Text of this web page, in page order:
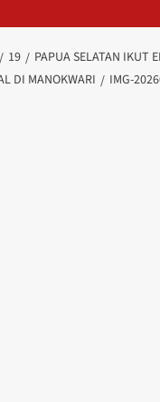
19
PAPUA SELATAN IKUT
DI MANOKWARI
IMG-